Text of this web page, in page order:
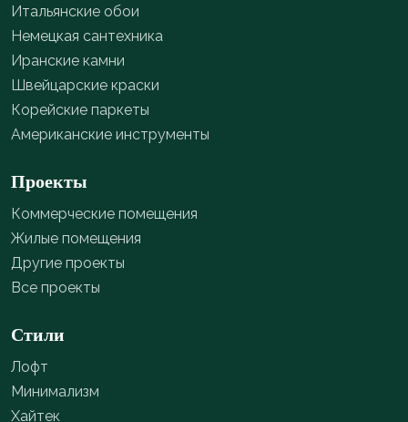
Итальянские обои
Немецкая сантехника
Иранские камни
Швейцарские краски
Корейские паркеты
Американские инструменты
Проекты
Коммерческие помещения
Жилые помещения
Другие проекты
Все проекты
Стили
Лофт
Минимализм
Хайтек